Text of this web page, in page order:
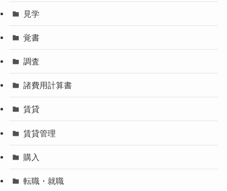
見学
覚書
調査
諸費用計算書
賃貸
賃貸管理
購入
転職・就職